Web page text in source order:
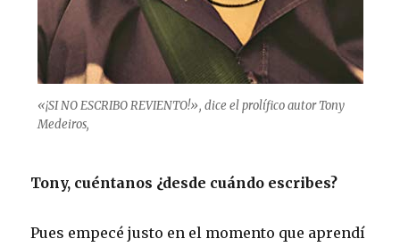
«¡SI NO ESCRIBO REVIENTO!», dice el prolífico autor Tony
Medeiros,
Tony, cuéntanos ¿desde cuándo escribes?
Pues empecé justo en el momento que aprendí